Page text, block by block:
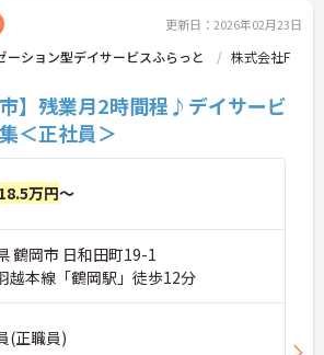
更新日：2026年02月23日
ション型デイサービスふらっと
株式会社F
市】残業月2時間程♪デイサービ
＜正社員＞
18.5万円～
鶴岡市 日和田町19-1
越本線「鶴岡駅」徒歩12分
(正職員)